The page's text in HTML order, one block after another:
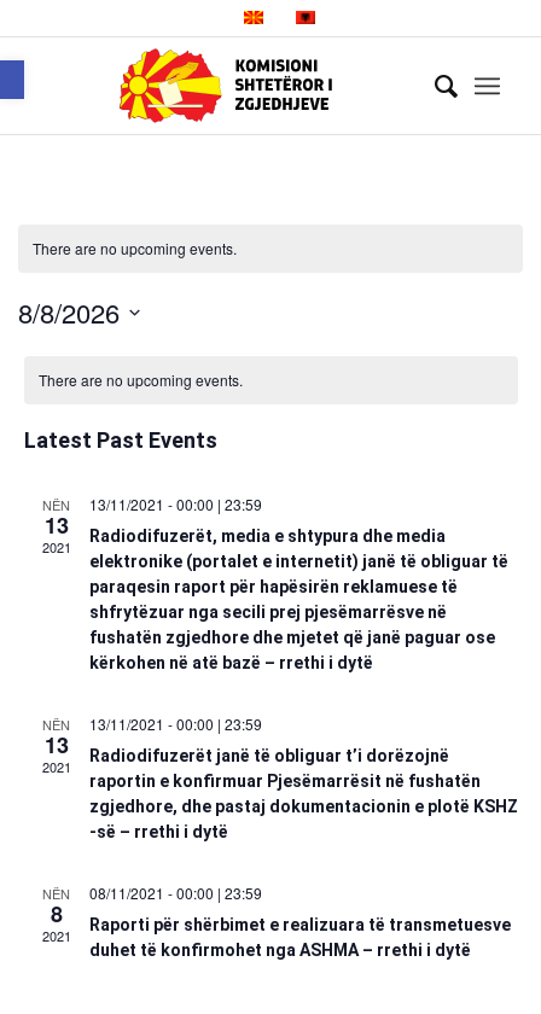
There are no upcoming events.
8/8/2026
date.
There are no upcoming events.
Latest Past Events
NËN
13
2021
13/11/2021 - 00:00 | 23:59
Radiodifuzerët, media e shtypura dhe media
elektronike (portalet e internetit) janë të obliguar të
paraqesin raport për hapësirën reklamuese të
shfrytëzuar nga secili prej pjesëmarrësve në
fushatën zgjedhore dhe mjetet që janë paguar ose
kërkohen në atë bazë – rrethi i dytë
NËN
13
2021
13/11/2021 - 00:00 | 23:59
Radiodifuzerët janë të obliguar t’i dorëzojnë
raportin e konfirmuar Pjesëmarrësit në fushatën
zgjedhore, dhe pastaj dokumentacionin e plotë KSHZ
-së – rrethi i dytë
NËN
8
2021
08/11/2021 - 00:00 | 23:59
Raporti për shërbimet e realizuara të transmetuesve
duhet të konfirmohet nga ASHMA – rrethi i dytë
Open toolbar